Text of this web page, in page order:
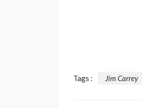
Tags : Jim Carrey